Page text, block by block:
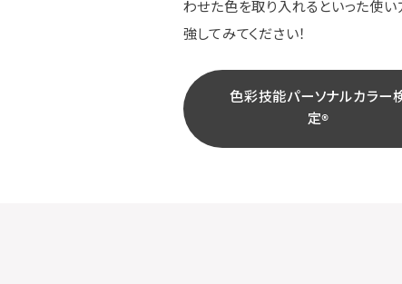
わせた色を取り入れるといった使い
強してみてください！
色彩技能パーソナルカラー
定®